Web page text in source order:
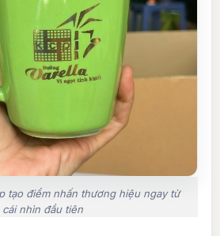
tạo điểm nhấn thương hiệu ngay từ
cái nhìn đầu tiên